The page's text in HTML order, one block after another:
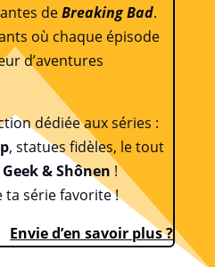
deBreaking Bad.
où chaque épisode
d’aventures
dédiée aux séries :
, statues fidèles, le tout
Geek & Shônen !
ta série favorite !
Envie d’en savoir plus ?